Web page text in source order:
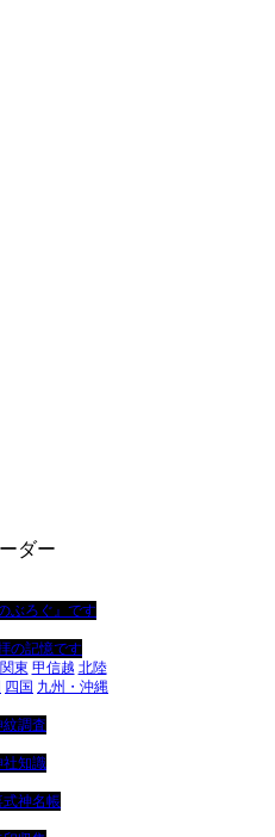
関東 甲信越 北陸
四国 九州・沖縄